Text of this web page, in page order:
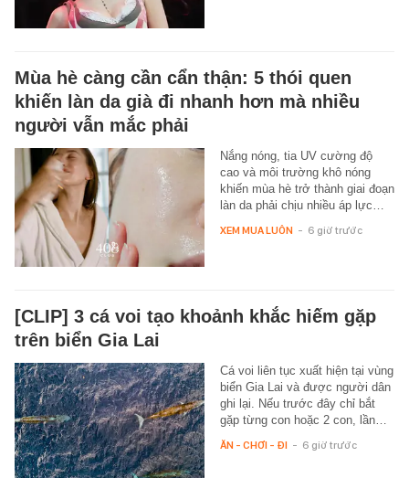
Mùa hè càng cần cẩn thận: 5 thói quen
khiến làn da già đi nhanh hơn mà nhiều
người vẫn mắc phải
Nắng nóng, tia UV cường độ
cao và môi trường khô nóng
khiến mùa hè trở thành giai đoạn
làn da phải chịu nhiều áp lực…
XEM MUA LUÔN - 6 giờ trước
[CLIP] 3 cá voi tạo khoảnh khắc hiếm gặp
trên biển Gia Lai
Cá voi liên tục xuất hiện tại vùng
biển Gia Lai và được người dân
ghi lại. Nếu trước đây chỉ bắt
gặp từng con hoặc 2 con, lần…
ĂN - CHƠI - ĐI - 6 giờ trước